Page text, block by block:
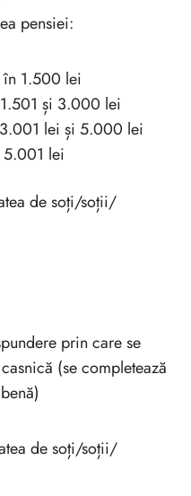
pensiei:
1.500 lei
și 3.000 lei
lei și 5.000 lei
lei
de soți/soții/
prin care se
(se completează
de soți/soții/